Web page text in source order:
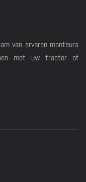
van ervaren monteurs
met uw tractor of